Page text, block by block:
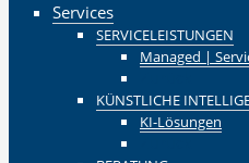
Services
SERVICELEISTUNGEN
Managed |
KÜNSTLICHE
KI-Lösungen